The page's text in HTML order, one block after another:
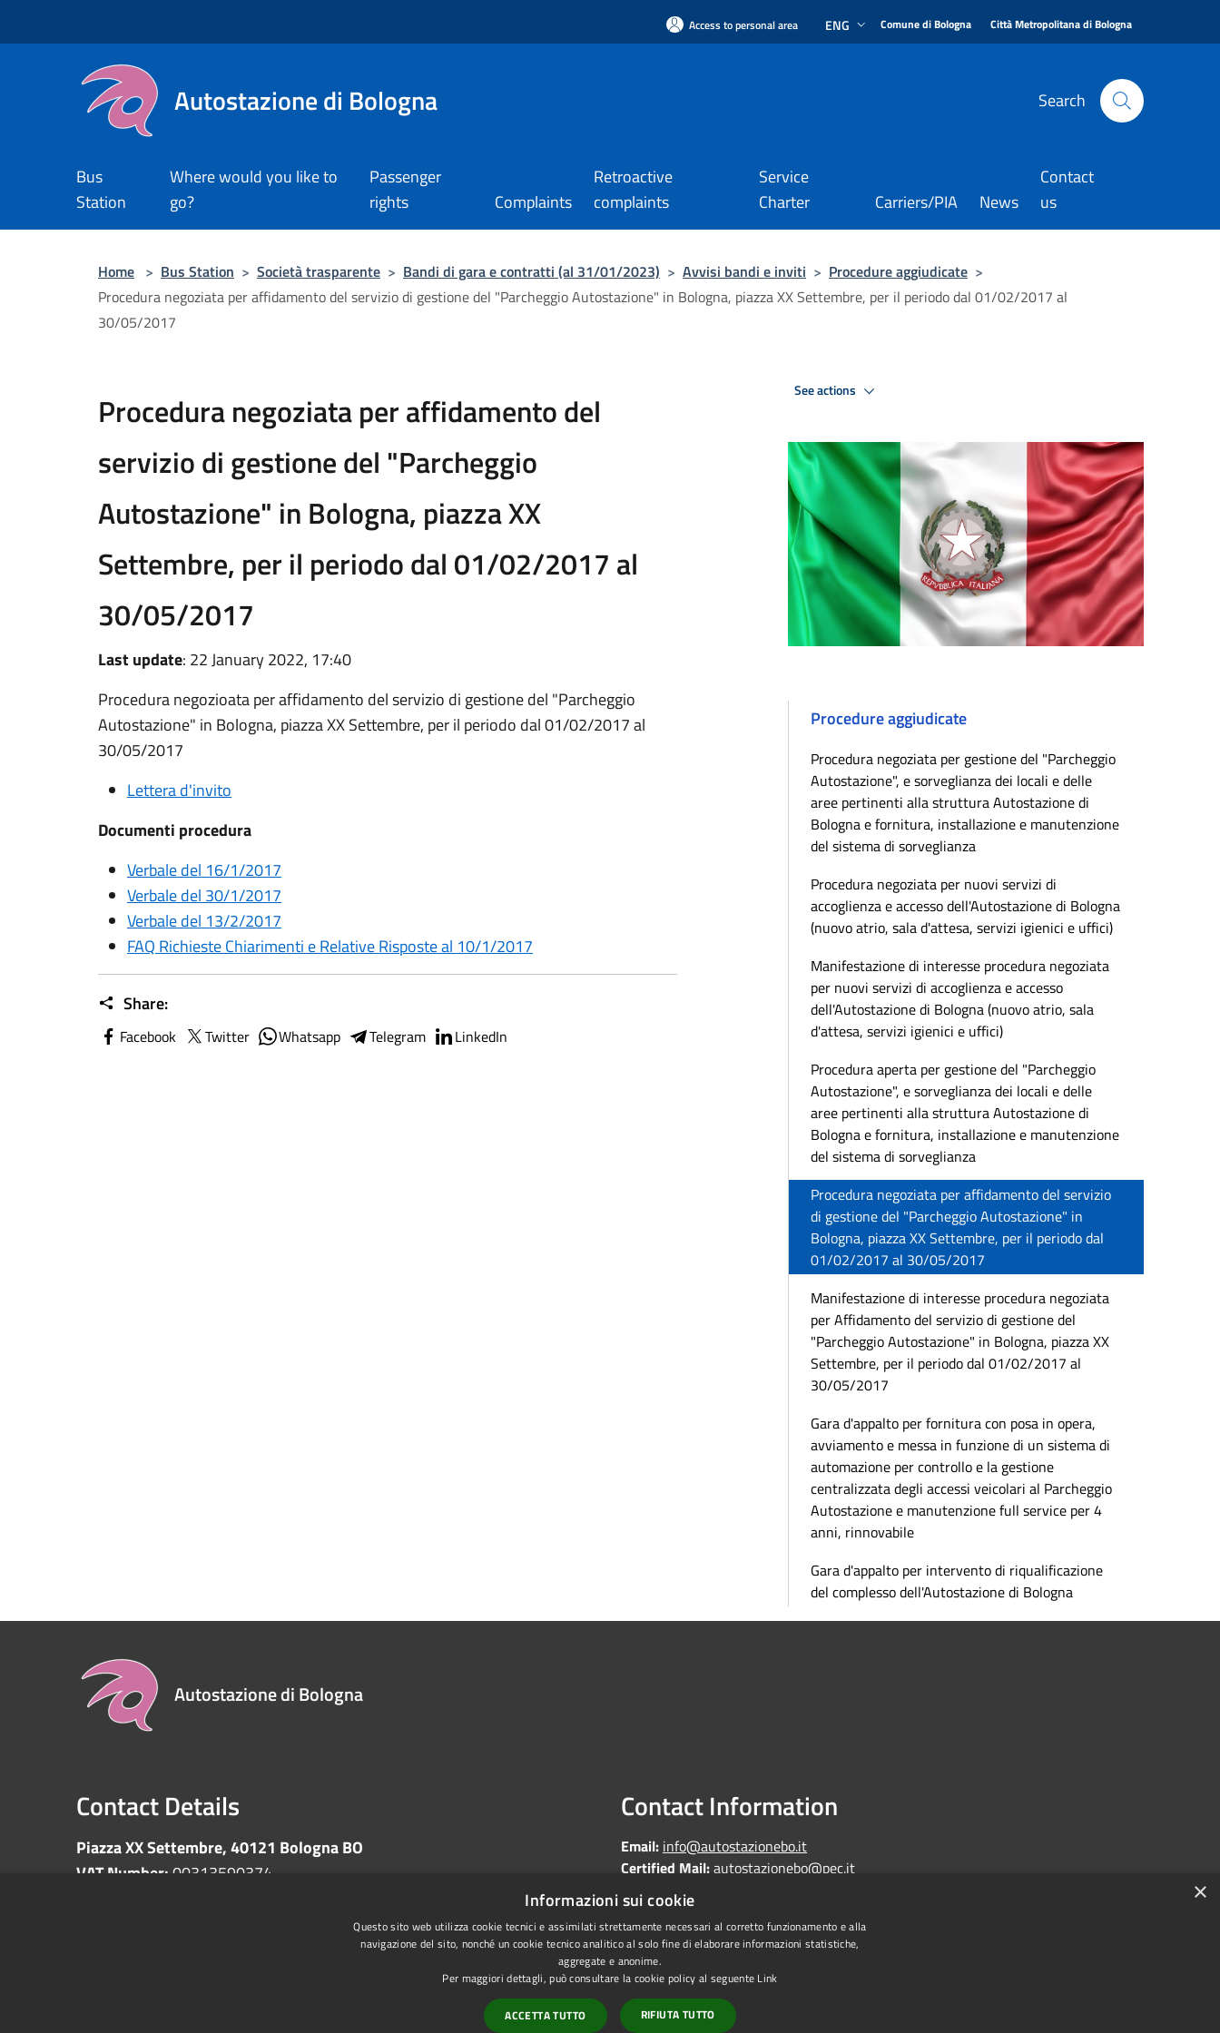
Access to personal area ENG Comune di Bologna Città Metropolitana di Bologna
Autostazione di Bologna Search
Bus
Station
Where would you like to
go?
Passenger
rights
Complaints
Retroactive
complaints
Service
Charter
Carriers/PIA News
Contact
us
Home > Bus Station > Società trasparente > Bandi di gara e contratti (al 31/01/2023) > Avvisi bandi e inviti > Procedure aggiudicate >
Procedura negoziata per affidamento del servizio di gestione del "Parcheggio Autostazione" in Bologna, piazza XX Settembre, per il periodo dal 01/02/2017 al
30/05/2017
Procedura negoziata per affidamento del
servizio di gestione del "Parcheggio
Autostazione" in Bologna, piazza XX
Settembre, per il periodo dal 01/02/2017 al
30/05/2017
Last update: 22 January 2022, 17:40
Procedura negozioata per affidamento del servizio di gestione del "Parcheggio
Autostazione" in Bologna, piazza XX Settembre, per il periodo dal 01/02/2017 al
30/05/2017
Lettera d'invito
Documenti procedura
Verbale del 16/1/2017
Verbale del 30/1/2017
Verbale del 13/2/2017
FAQ Richieste Chiarimenti e Relative Risposte al 10/1/2017
Share:
Facebook Twitter Whatsapp Telegram LinkedIn
See actions
Procedure aggiudicate
Procedura negoziata per gestione del "Parcheggio
Autostazione", e sorveglianza dei locali e delle
aree pertinenti alla struttura Autostazione di
Bologna e fornitura, installazione e manutenzione
del sistema di sorveglianza
Procedura negoziata per nuovi servizi di
accoglienza e accesso dell'Autostazione di Bologna
(nuovo atrio, sala d'attesa, servizi igienici e uffici)
Manifestazione di interesse procedura negoziata
per nuovi servizi di accoglienza e accesso
dell'Autostazione di Bologna (nuovo atrio, sala
d'attesa, servizi igienici e uffici)
Procedura aperta per gestione del "Parcheggio
Autostazione", e sorveglianza dei locali e delle
aree pertinenti alla struttura Autostazione di
Bologna e fornitura, installazione e manutenzione
del sistema di sorveglianza
Procedura negoziata per affidamento del servizio
di gestione del "Parcheggio Autostazione" in
Bologna, piazza XX Settembre, per il periodo dal
01/02/2017 al 30/05/2017
Manifestazione di interesse procedura negoziata
per Affidamento del servizio di gestione del
"Parcheggio Autostazione" in Bologna, piazza XX
Settembre, per il periodo dal 01/02/2017 al
30/05/2017
Gara d'appalto per fornitura con posa in opera,
avviamento e messa in funzione di un sistema di
automazione per controllo e la gestione
centralizzata degli accessi veicolari al Parcheggio
Autostazione e manutenzione full service per 4
anni, rinnovabile
Gara d'appalto per intervento di riqualificazione
del complesso dell'Autostazione di Bologna
Autostazione di Bologna
Contact Details
Piazza XX Settembre, 40121 Bologna BO
VAT Number:00313590374
Contact Information
Email: info@autostazionebo.it
Certified Mail:autostazionebo@pec.it
Declaration of accessibility
Copyright © 2026 • Autostazione di Bologna • Powered by
×
Informazioni sui cookie
Questo sito web utilizza cookie tecnici e assimilati strettamente necessari al corretto funzionamento e alla
navigazione del sito, nonché un cookie tecnico analitico al solo fine di elaborare informazioni statistiche,
aggregate e anonime.
Per maggiori dettagli, può consultare la cookie policy al seguente Link
ACCETTA TUTTO RIFIUTA TUTTO